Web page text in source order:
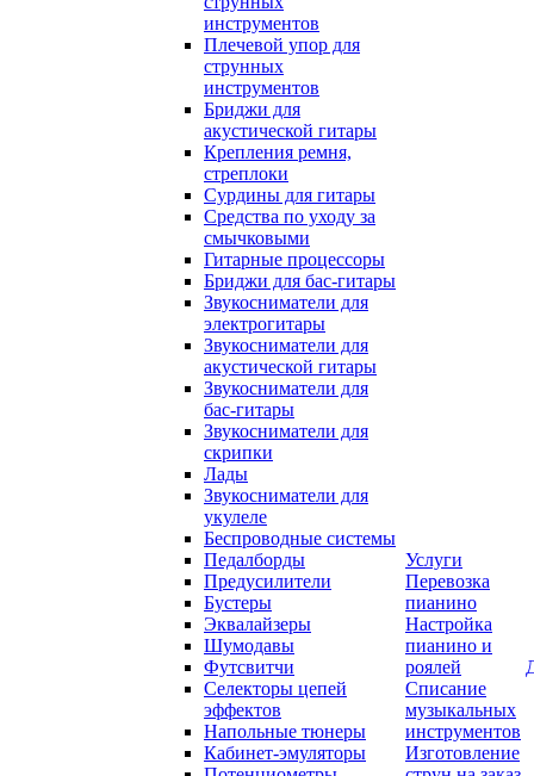
инструментов
Плечевой упор для
струнных
инструментов
Бриджи для
акустической гитары
Крепления ремня,
стреплоки
Сурдины для гитары
Средства по уходу за
смычковыми
Гитарные процессоры
Бриджи для бас-гитары
Звукосниматели для
электрогитары
Звукосниматели для
акустической гитары
Звукосниматели для
бас-гитары
Звукосниматели для
скрипки
Лады
Звукосниматели для
укулеле
Беспроводные системы
Педалборды
Предусилители
Бустеры
Эквалайзеры
Шумодавы
Футсвитчи
Селекторы цепей
эффектов
Напольные тюнеры
Кабинет-эмуляторы
Услуги
Перевозка
пианино
Настройка
пианино и
роялей
Списание
музыкальных
инструментов
Изготовление